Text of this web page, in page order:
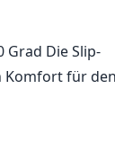
Grad Die Slip-
Komfort für den